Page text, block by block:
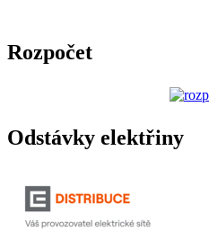
Rozpočet
Odstávky elektřiny